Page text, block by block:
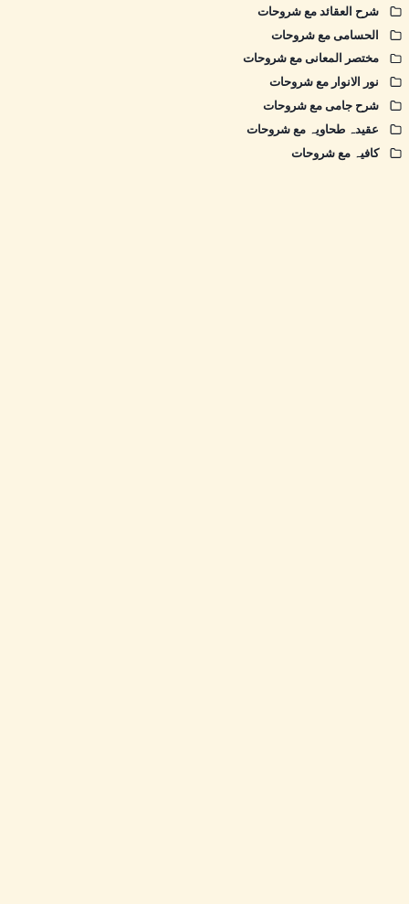
شرح العقائد مع شروحات
الحسامی مع شروحات
مختصر المعانی مع شروحات
نور الانوار مع شروحات
شرح جامی مع شروحات
عقیدہ طحاویہ مع شروحات
کافیہ مع شروحات